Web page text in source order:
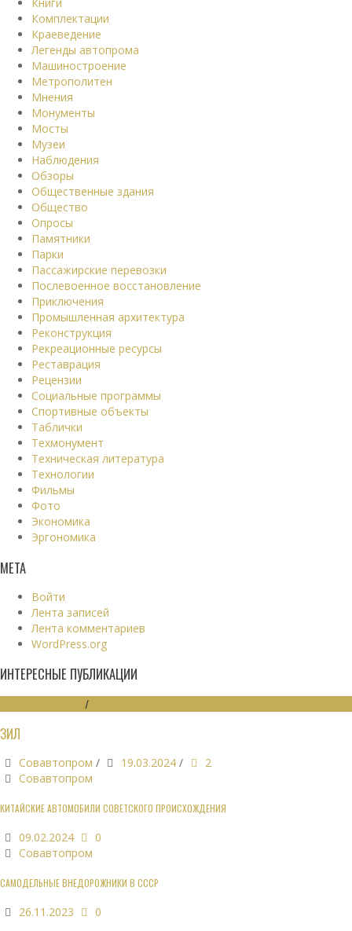
Комплектации
Краеведение
Легенды автопрома
Машиностроение
Метрополитен
Мнения
Монументы
Мосты
Музеи
Наблюдения
Обзоры
Общественные здания
Общество
Опросы
Памятники
Парки
Пассажирские перевозки
Послевоенное восстановление
Приключения
Промышленная архитектура
Реконструкция
Рекреационные ресурсы
Реставрация
Рецензии
Социальные программы
Спортивные объекты
Таблички
Техмонумент
Техническая литература
Технологии
Фильмы
Фото
Экономика
Эргономика
МЕТА
Войти
Лента записей
Лента комментариев
WordPress.org
ИНТЕРЕСНЫЕ ПУБЛИКАЦИИ
/
ЗИЛ
Совавтопром / 19.03.2024 /
2
Совавтопром
КИТАЙСКИЕ АВТОМОБИЛИ СОВЕТСКОГО ПРОИСХОЖДЕНИЯ
09.02.2024
0
Совавтопром
САМОДЕЛЬНЫЕ ВНЕДОРОЖНИКИ В СССР
26.11.2023 0